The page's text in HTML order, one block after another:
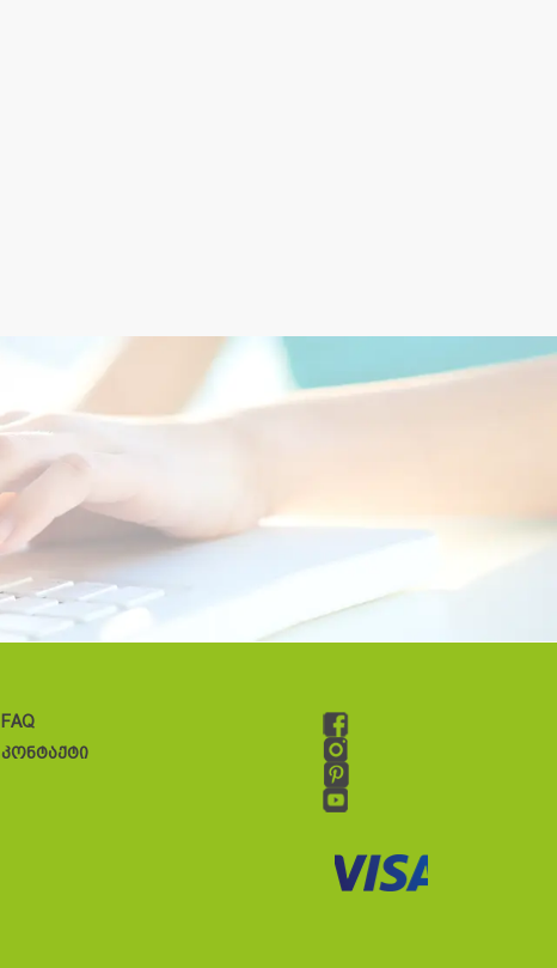
FAQ
კონტაქტი